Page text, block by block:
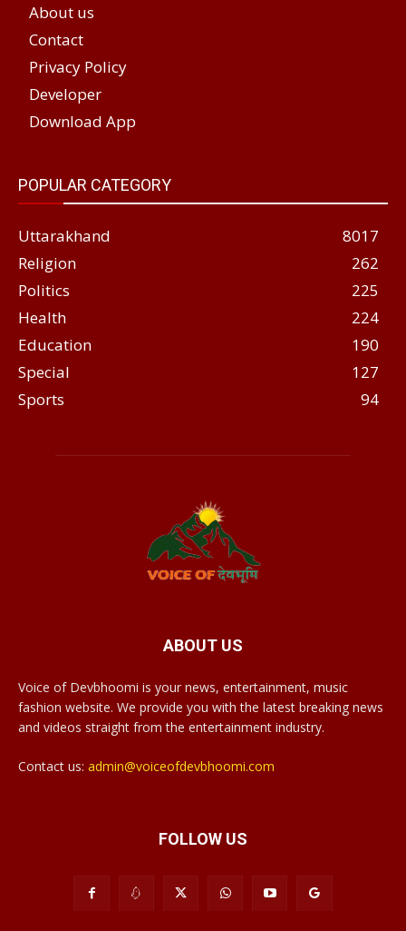
About us
Contact
Privacy Policy
Developer
Download App
POPULAR CATEGORY
Uttarakhand
8017
Religion
262
Politics
225
Health
224
Education
190
Special
127
Sports
94
ABOUT US
Voice of Devbhoomi is your news, entertainment, music
fashion website. We provide you with the latest breaking news
and videos straight from the entertainment industry.
Contact us: admin@voiceofdevbhoomi.com
FOLLOW US